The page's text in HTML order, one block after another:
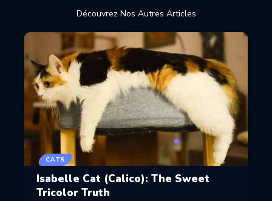
Découvrez Nos Autres Articles
CATS
Isabelle Cat (Calico): The Sweet
Tricolor Truth